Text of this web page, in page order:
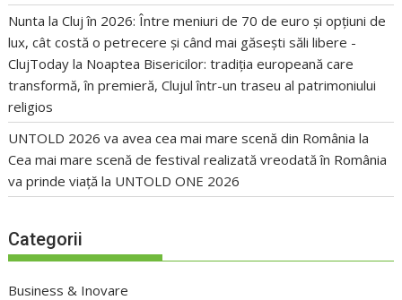
Nunta la Cluj în 2026: Între meniuri de 70 de euro și opțiuni de
lux, cât costă o petrecere și când mai găsești săli libere -
ClujToday la Noaptea Bisericilor: tradiția europeană care
transformă, în premieră, Clujul într-un traseu al patrimoniului
religios
UNTOLD 2026 va avea cea mai mare scenă din România la
Cea mai mare scenă de festival realizată vreodată în România
va prinde viață la UNTOLD ONE 2026
Categorii
Business & Inovare